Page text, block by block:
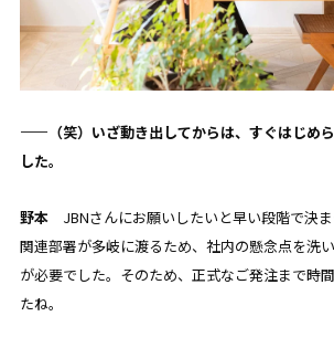
——（笑）いざ動き出してからは、すぐはじめ
した。
野本 JBNさんにお願いしたいと早い段階で決ま
関連部署が多岐に渡るため、社内の懸念点を洗
が必要でした。そのため、 正式なご発注まで時
たね。